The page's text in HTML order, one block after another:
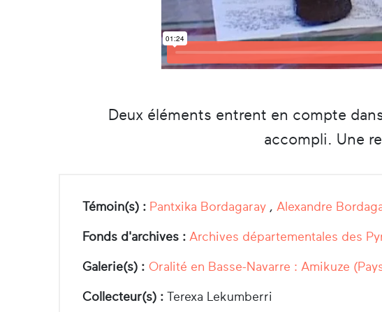
Deux éléments entrent en compte
accompli. Une
Témoin(s) : Pantxika Bordagaray , Alexandre
Fonds d'archives : Archives départementales des
Galerie(s) : Oralité en Basse-Navarre : Amikuze
Collecteur(s) : Terexa Lekumberri